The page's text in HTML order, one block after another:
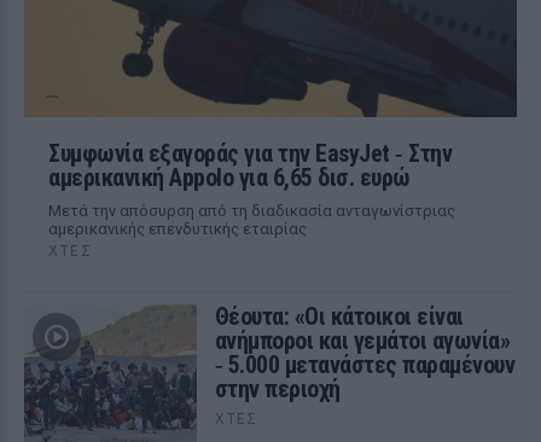
Συμφωνία εξαγοράς για την EasyJet ‑ Στην
αμερικανική Appolo για 6,65 δισ. ευρώ
Μετά την απόσυρση από τη διαδικασία ανταγωνίστριας
αμερικανικής επενδυτικής εταιρίας
ΧΤΕΣ
Θέουτα: «Οι κάτοικοι είναι
ανήμποροι και γεμάτοι αγωνία»
‑ 5.000 μετανάστες παραμένουν
στην περιοχή
ΧΤΕΣ